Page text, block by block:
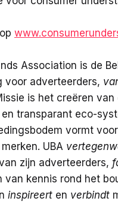
Association is de
voor adverteerders,
is het creëren
transparant eco-
vormt
UBA
zijn adverteerders,
van kennis rond het
inspireert en verbindt